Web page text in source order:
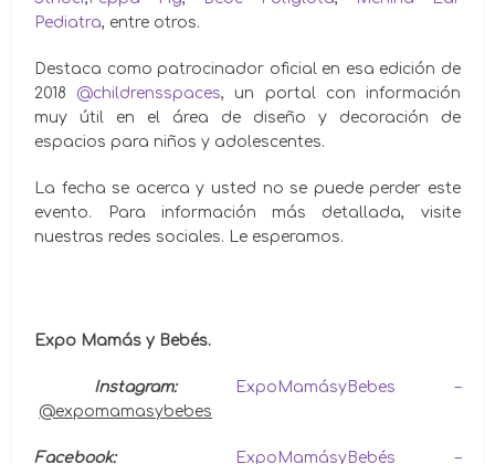
Pediatra, entre otros.
Destaca como patrocinador oficial en esa edición de
2018 @childrensspaces, un portal con información
muy útil en el área de diseño y decoración de
espacios para niños y adolescentes.
La fecha se acerca y usted no se puede perder este
evento. Para información más detallada, visite
nuestras redes sociales. Le esperamos.
Expo Mamás y Bebés.
Instagram:
ExpoMamásyBebes –
@expomamasybebes
Facebook:
ExpoMamásyBebés –